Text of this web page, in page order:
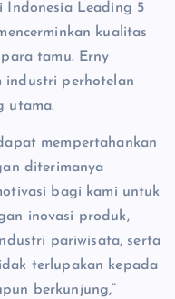
Indonesia Leading 5
kualitas
tamu. Erny
industri perhotelan
utama.
mempertahankan
diterimanya
bagi kami untuk
inovasi produk,
pariwisata, serta
terlupakan kepada
berkunjung,”